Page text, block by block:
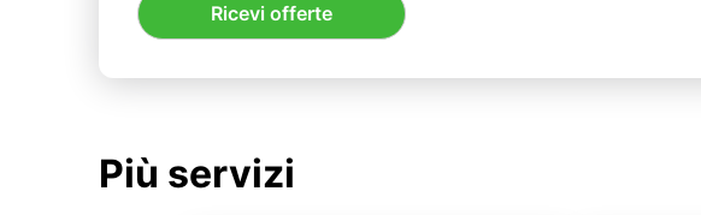
Ricevi offerte
Più servizi